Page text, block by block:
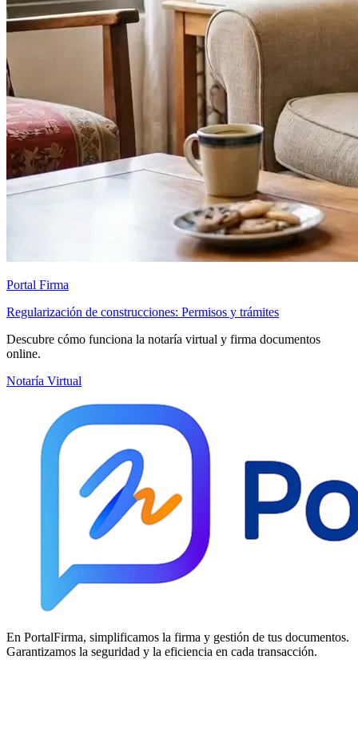
Portal Firma
Regularización de construcciones: Permisos y trámites
Descubre cómo funciona la notaría virtual y firma documentos
online.
Notaría Virtual
En PortalFirma, simplificamos la firma y gestión de tus documentos.
Garantizamos la seguridad y la eficiencia en cada transacción.